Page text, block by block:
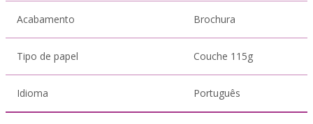
Acabamento Brochura
Tipo de papel Couche 115g
Idioma Português